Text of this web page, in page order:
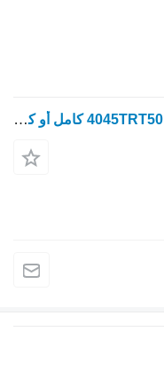
المحرك John Deere محرك جون دير 4045TRT50 كامل أو كتلة رينو لـ جرار بعجلات John Deere